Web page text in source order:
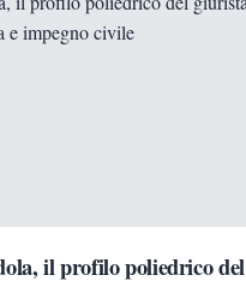
il profilo poliedrico del